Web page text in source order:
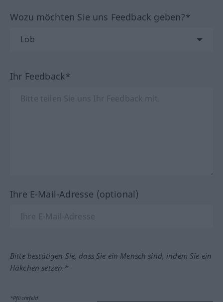
Wozu möchten Sie uns Feedback geben?*
Ihr Feedback*
Ihre E-Mail-Adresse (optional)
Bitte bestätigen Sie, dass Sie ein Mensch sind, indem Sie ein
Häkchen setzen.*
*Pflichtfeld